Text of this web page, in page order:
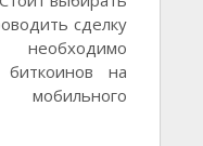
сделку
биткоинов на